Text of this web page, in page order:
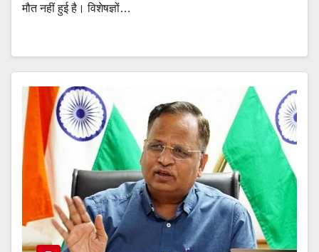
मौत नहीं हुई है। विशेषज्ञों…